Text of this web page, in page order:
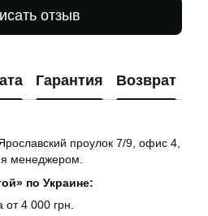
отзыв
Гарантия Возврат
проулок 7/9, офис 4,
менеджером.
по Украине:
от 4 000 грн.